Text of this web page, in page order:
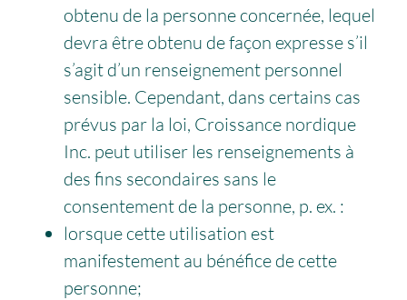
obtenu de la personne concernée, lequel
devra être obtenu de façon expresse s’il
s’agit d’un renseignement personnel
sensible. Cependant, dans certains cas
prévus par la loi, Croissance nordique
Inc. peut utiliser les renseignements à
des fins secondaires sans le
consentement de la personne, p. ex. :
lorsque cette utilisation est
manifestement au bénéfice de cette
personne;